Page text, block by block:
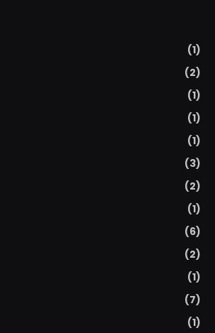
(1)
(2)
(1)
(1)
(1)
(3)
(2)
(1)
(6)
(2)
(1)
(7)
(1)